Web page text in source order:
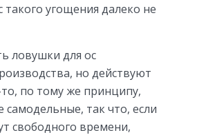
такого угощения далеко не
ловушки для ос
но действуют
по тому же принципу,
так что, если
свободного времени,